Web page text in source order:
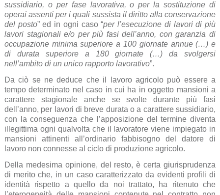
sussidiario, o per fase lavorativa, o per la sostituzione di
operai assenti per i quali sussista il diritto alla conservazione
del posto” ed in ogni caso “per l’esecuzione di lavori di più
lavori stagionali e/o per più fasi dell’anno, con garanzia di
occupazione minima superiore a 100 giornate annue (…) e
di durata superiore a 180 giornate (…) da svolgersi
nell’ambito di un unico rapporto lavorativo”.
Da ciò se ne deduce che il lavoro agricolo può essere a
tempo determinato nel caso in cui ha in oggetto mansioni a
carattere stagionale anche se svolte durante più fasi
dell’anno, per lavori di breve durata o a carattere sussidiario,
con la conseguenza che l’apposizione del termine diventa
illegittima ogni qualvolta che il lavoratore viene impiegato in
mansioni attinenti all’ordinario fabbisogno del datore di
lavoro non connesse al ciclo di produzione agricolo.
Della medesima opinione, del resto, è certa giurisprudenza
di merito che, in un caso caratterizzato da evidenti profili di
identità rispetto a quello da noi trattato, ha ritenuto che